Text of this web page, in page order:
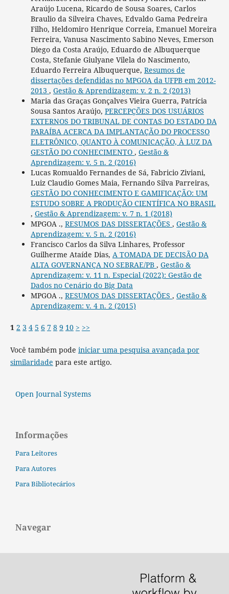
Araújo Lucena, Ricardo de Sousa Soares, Carlos
Braulio da Silveira Chaves, Edvaldo Gama Pedreira
Filho, Heldomiro Henrique Correia, Emanuel Moreira
Ferreira, Vanusa Nascimento Sabino Neves, Emerson
Diego da Costa Araújo, Eduardo de Albuquerque
Costa, Stefanie Giulyane Vilela do Nascimento,
Eduardo Ferreira Albuquerque, Resumos de
dissertações defendidas no MPGOA da UFPB em 2012-
2013 , Gestão & Aprendizagem: v. 2 n. 2 (2013)
Maria das Graças Gonçalves Vieira Guerra, Patrícia
Sousa Santos Araújo, PERCEPÇÕES DOS USUÁRIOS
EXTERNOS DO TRIBUNAL DE CONTAS DO ESTADO DA
PARAÍBA ACERCA DA IMPLANTAÇÃO DO PROCESSO
ELETRÔNICO, QUANTO À COMUNICAÇÃO, À LUZ DA
GESTÃO DO CONHECIMENTO , Gestão &
Aprendizagem: v. 5 n. 2 (2016)
Lucas Romualdo Fernandes de Sá, Fabricio Ziviani,
Luiz Claudio Gomes Maia, Fernando Silva Parreiras,
GESTÃO DO CONHECIMENTO E GAMIFICAÇÃO: UM
ESTUDO SOBRE A PRODUÇÃO CIENTÍFICA NO BRASIL
, Gestão & Aprendizagem: v. 7 n. 1 (2018)
MPGOA ., RESUMOS DAS DISSERTAÇÕES , Gestão &
Aprendizagem: v. 5 n. 2 (2016)
Francisco Carlos da Silva Linhares, Professor
Guilherme Ataíde Dias, A TOMADA DE DECISÃO DA
ALTA GOVERNANÇA NO SEBRAE/PB , Gestão &
Aprendizagem: v. 11 n. Especial (2022): Gestão de
Dados no Cenário do Big Data
MPGOA ., RESUMOS DAS DISSERTAÇÕES , Gestão &
Aprendizagem: v. 4 n. 2 (2015)
1 2 3 4 5 6 7 8 9 10 > >>
Você também pode iniciar uma pesquisa avançada por
similaridade para este artigo.
Open Journal Systems
Informações
Para Leitores
Para Autores
Para Bibliotecários
Navegar